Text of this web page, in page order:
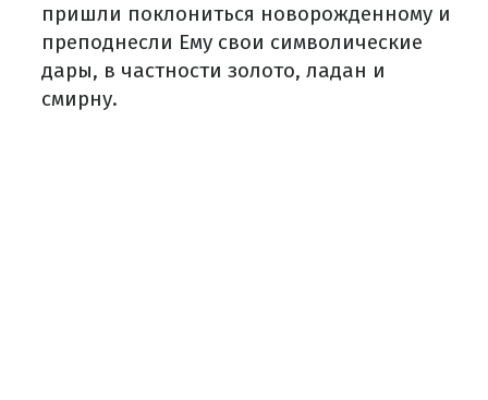
пришли поклониться новорожденному и
преподнесли Ему свои символические
дары, в частности золото, ладан и
смирну.